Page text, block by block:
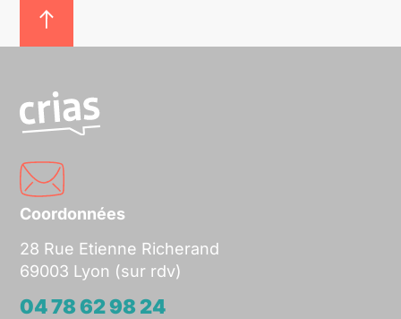
Coordonnées
28 Rue Etienne Richerand
69003 Lyon (sur rdv)
04 78 62 98 24